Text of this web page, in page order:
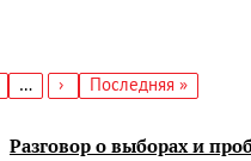
…
Следующая
›
Последняя
Последняя »
Разговор о выборах и